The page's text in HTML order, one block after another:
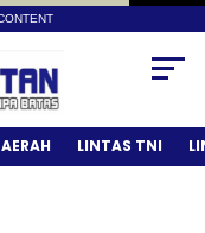
LINTAS TNI